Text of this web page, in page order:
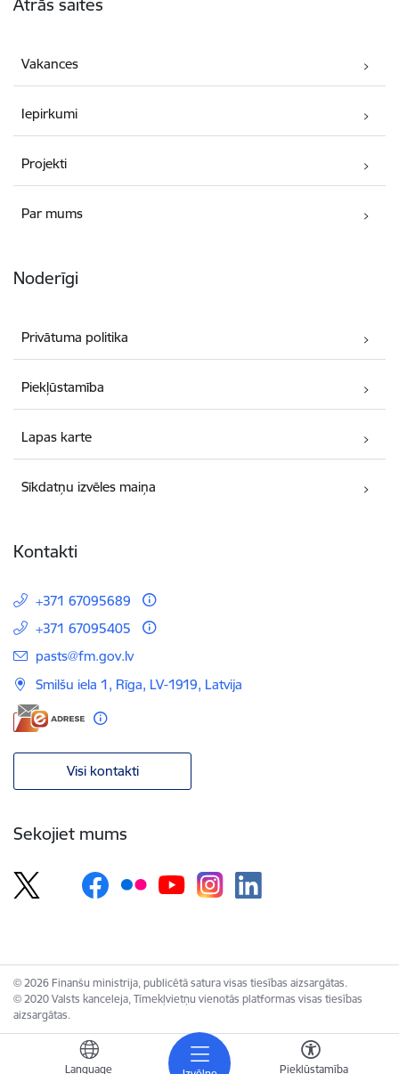
Language Piekļūstamība
Vakances
Iepirkumi
Projekti
Par mums
Noderīgi
Privātuma politika
Piekļūstamība
Lapas karte
Sīkdatņu izvēles maiņa
Kontakti
+371 67095689
+371 67095405
E-pasts:
pasts@fm.gov.lv
Smilšu iela 1, Rīga, LV-1919, Latvija
Visi kontakti
Sekojiet mums
© 2026 Finanšu ministrija, publicētā satura visas tiesības aizsargātas.
© 2020 Valsts kanceleja, Tīmekļvietņu vienotās platformas visas tiesības
aizsargātas.